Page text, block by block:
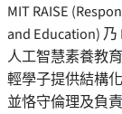
MIT RAISE
and Education)
人工智慧素養教
輕學子提供結構
並恪守倫理及負